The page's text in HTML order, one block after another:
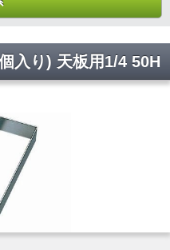
入り) 天板用1/4 50H